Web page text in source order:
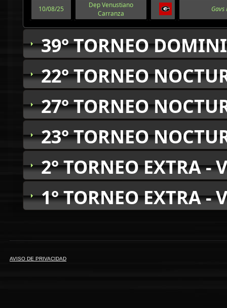
10/08/25
Dep Venustiano
Carranza
Gavs
39° TORNEO
22° TORNEO
27° TORNEO
23° TORNEO
2° TORNEO EXTRA -
1° TORNEO EXTRA -
AVISO DE PRIVACIDAD